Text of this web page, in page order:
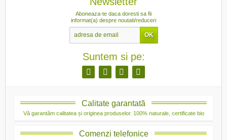
Aboneaza-te daca doresti sa fii
informat(a) despre noutati/reduceri
Suntem si pe:
Calitate garantată
Vă garantăm calitatea și originea produselor. 100% naturale, certificate bio
Comenzi telefonice